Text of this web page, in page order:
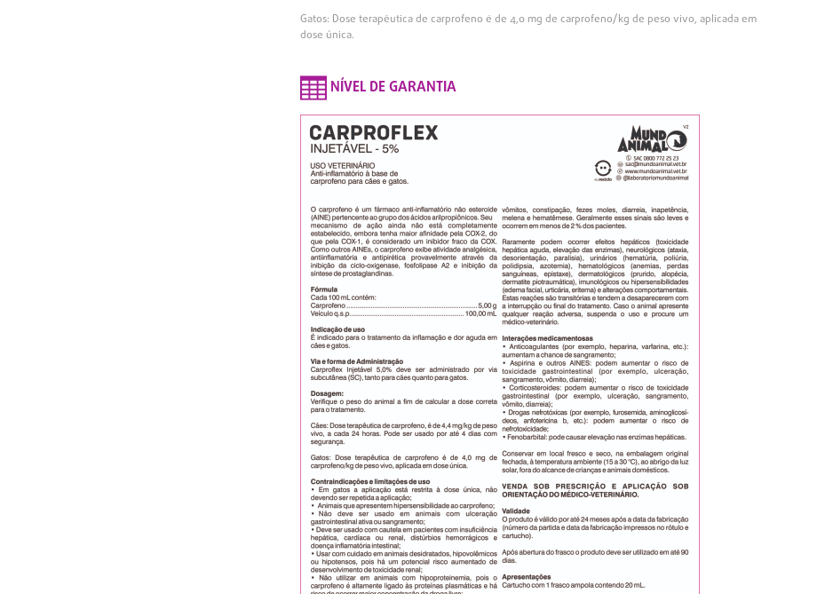
Gatos: Dose terapêutica de carprofeno é de 4,0 mg de carprofeno/kg de peso vivo, aplicada em
dose única.
NÍVEL DE GARANTIA